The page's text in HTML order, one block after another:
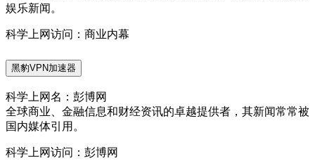
娱乐新闻。
科学上网访问：商业内幕
黑豹VPN加速器
科学上网名：彭博网
全球商业、金融信息和财经资讯的卓越提供者，其新闻常常被
国内媒体引用。
科学上网访问：彭博网